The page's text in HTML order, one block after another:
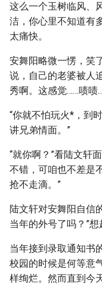
这么一个玉树临风、
洁，你心里不知道有
太痛快。
安舞阳略微一愣，笑
说，自己的老婆被人
秀啊。这感觉……啧啧
“你就不怕玩火*，到
讲兄弟情面。”
“就你啊？”看陆文轩
不错，可咱也不差是
抢不走滴。”
陆文轩对安舞阳自信
当年的外号了吗？”
当年接到录取通知书
校园的时候是何等意
样绚烂。然而直到今